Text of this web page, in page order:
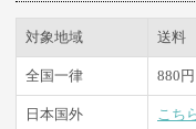
対象地域 送料
全国一律 880円
日本国外 こち